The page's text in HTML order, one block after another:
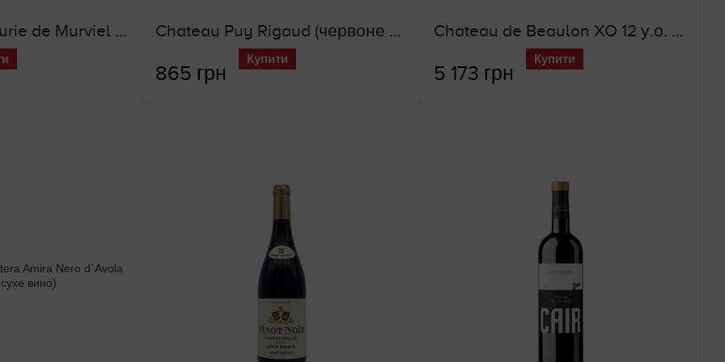
Chateau Seigneurie de Murviel (червоне сухе вино) Chateau Puy Rigaud (червоне сухе вино)
865 грн
Купити
Chateau de Beaulon XO 12 у.о. (коньяк)
5 173 грн
Купити